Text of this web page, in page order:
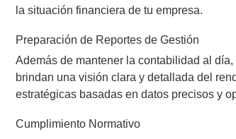
la situación financiera de tu empresa.
Preparación de Reportes de Gestión
Además de mantener la contabilidad al
brindan una visión clara y detallada del
estratégicas basadas en datos precisos y
Cumplimiento Normativo